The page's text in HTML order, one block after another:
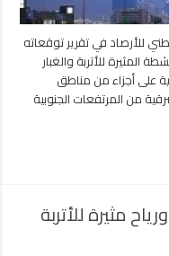
المنورة
مغلقة
للأرصاد في تقرير توقعاته
المثيرة للأتربة والغبار
على أجزاء من مناطق
من المرتفعات الجنوبية
مثيرة للأتربة